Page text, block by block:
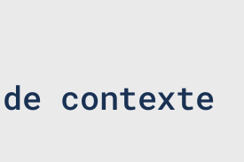
contexte